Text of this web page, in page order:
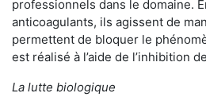
professionnels dans le domaine.
anticoagulants, ils agissent de
permettent de bloquer le
est réalisé à l’aide de l’inhibition
La lutte biologique